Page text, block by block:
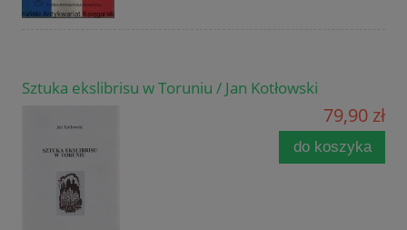
Sztuka ekslibrisu w Toruniu / Jan Kotłowski
79,90 zł
do koszyka